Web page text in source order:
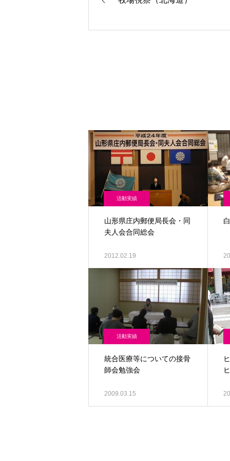
活動実績
山形県庄内郵便局長会・同
夫人会合同総会
2012.02.19
活動実績
統合医療等についての接骨
師会勉強会
2009.03.15